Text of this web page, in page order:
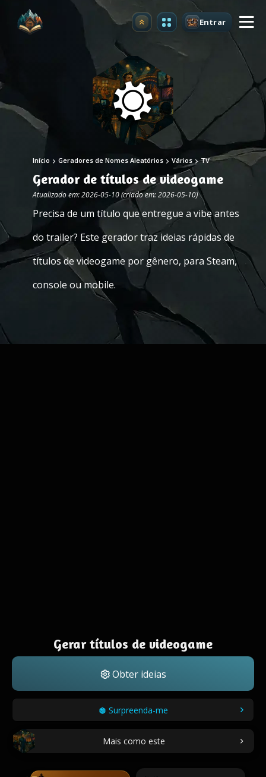
Atualizar Entrar
Início Geradores de Nomes Aleatórios Vários TV
Gerador de títulos de videogame
Atualizado em: 2026-05-10 (criado em: 2026-05-10)
Precisa de um título que entregue a vibe antes
do trailer? Este gerador traz ideias rápidas de
títulos de videogame por gênero, para Steam,
console ou mobile.
Gerar títulos de videogame
Obter ideias
Surpreenda-me
Mais como este